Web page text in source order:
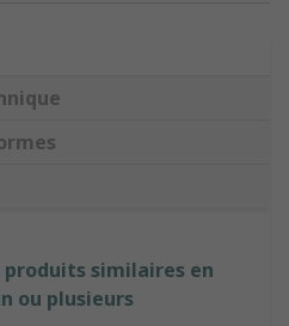
produits similaires en
ou plusieurs